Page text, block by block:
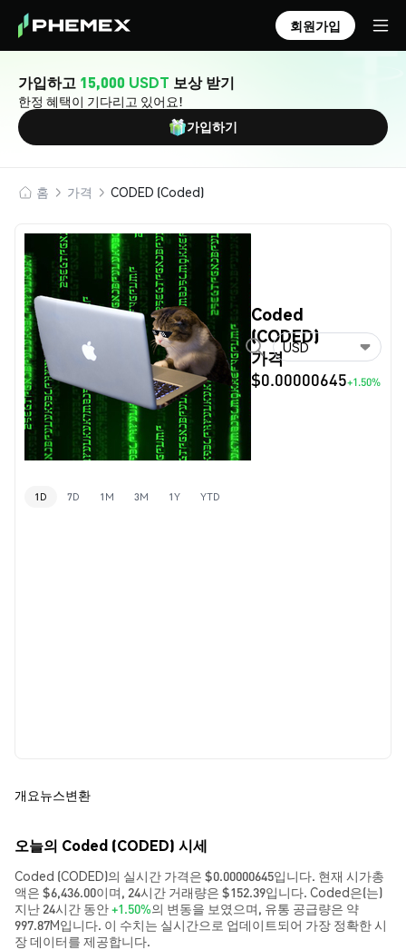
회원가입
가입하고 15,000 USDT 보상 받기
한정 혜택이 기다리고 있어요!
가입하기
홈 가격 CODED (Coded)
Coded
(CODED)
가격
$0.00000645+1.50%
USD
1D 7D 1M 3M 1Y YTD
개요뉴스변환
오늘의 Coded (CODED) 시세
Coded (CODED)의 실시간 가격은 $0.00000645입니다. 현재 시가총
액은 $6,436.00이며, 24시간 거래량은 $152.39입니다. Coded은(는)
지난 24시간 동안+1.50%의 변동을 보였으며, 유통 공급량은 약
997.87M입니다. 이 수치는 실시간으로 업데이트되어 가장 정확한 시
장 데이터를 제공합니다.